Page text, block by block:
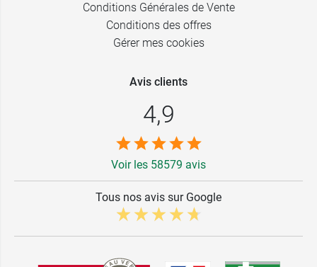
Conditions Générales de Vente
Conditions des offres
Gérer mes cookies
Avis clients
4,9
Voir les 58579 avis
Tous nos avis sur Google